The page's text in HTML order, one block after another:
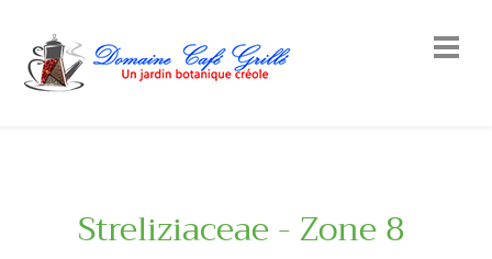
Streliziaceae - Zone 8